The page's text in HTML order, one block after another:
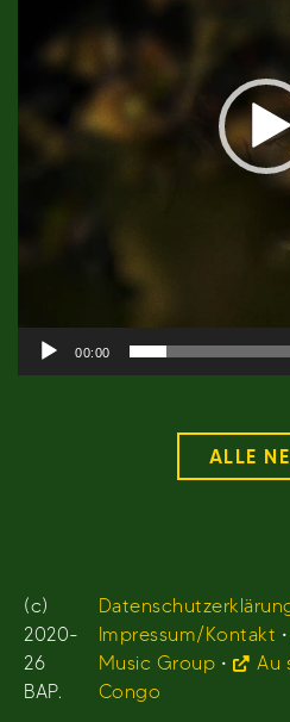
00:00
ALLE
(c)
2020-
26
BAP.
Impressum/Kontakt •
Music Group •
Au
Congo